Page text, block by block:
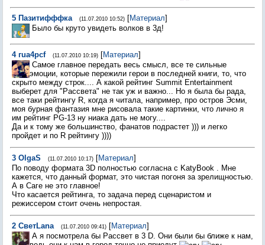
5 Пазитифффка (11.07.2010 10:52) [Материал]
Было бы круто увидеть волков в 3д!
4 гua4pcf (11.07.2010 10:19) [Материал]
Самое главное передать весь смысл, все те сильные
эмоции, которые пережили герои в последней книги, то, что
скрыто между строк.... А какой рейтинг Summit Entertainment
выберет для "Рассвета" не так уж и важно... Но я была бы рада,
все таки рейтингу R, когда я читала, например, про остров Эсми,
моя бурная фантазия мне рисовала такие картинки, что лично я
им рейтинг PG-13 ну ниака дать не могу....
Да и к тому же большинство, фанатов подрастет ))) и легко
пройдет и по R рейтингу ))))
3 OlgaS (11.07.2010 10:17) [Материал]
По поводу формата 3D полностью согласна с KatyBook . Мне
кажется, что данный формат, это чистая погоня за зрелищностью.
А в Саге не это главное!
Что касается рейтинга, то задача перед сценаристом и
режиссером стоит очень непростая.
2 СветLana (11.07.2010 09:41) [Материал]
А я посмотрела бы Рассвет в 3 D. Они были бы ближе к нам,